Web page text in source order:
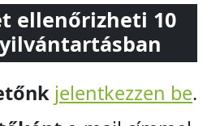
ellenőrizheti 10
jelentkezzen be.